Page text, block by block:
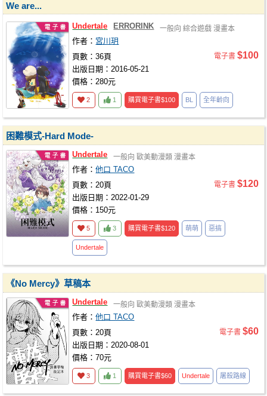
We are...
Undertale ERRORINK 一般向 綜合遊戲 漫畫本
作者： 宮川玥
頁數：36頁
出版日期：2016-05-21
價格：280元
電子書 $100
2 1 購買電子書$100 BL 全年齡向
困難模式-Hard Mode-
Undertale 一般向 歐美動漫類 漫畫本
作者：他口 TACO
頁數：20頁
出版日期：2022-01-29
價格：150元
電子書 $120
5 3 購買電子書$120 萌萌 惡搞
Undertale
《No Mercy》草稿本
Undertale 一般向 歐美動漫類 漫畫本
作者：他口 TACO
頁數：20頁
出版日期：2020-08-01
價格：70元
電子書 $60
3 1 購買電子書$60 Undertale 屠殺路線